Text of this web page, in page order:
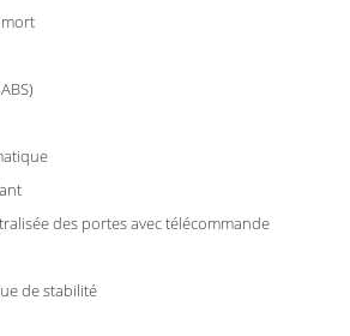
des portes avec télécommande
de stabilité